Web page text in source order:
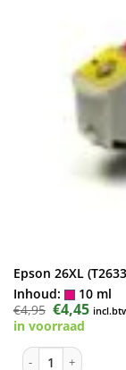
Epson 26XL
Inhoud:
10 ml
€4,95
prijs
was:
€4,45
prijs
in voorraad
Epson 26XL